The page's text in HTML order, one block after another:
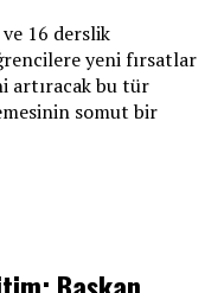
16 derslik
yeni fırsatlar
artıracak bu tür
somut bir